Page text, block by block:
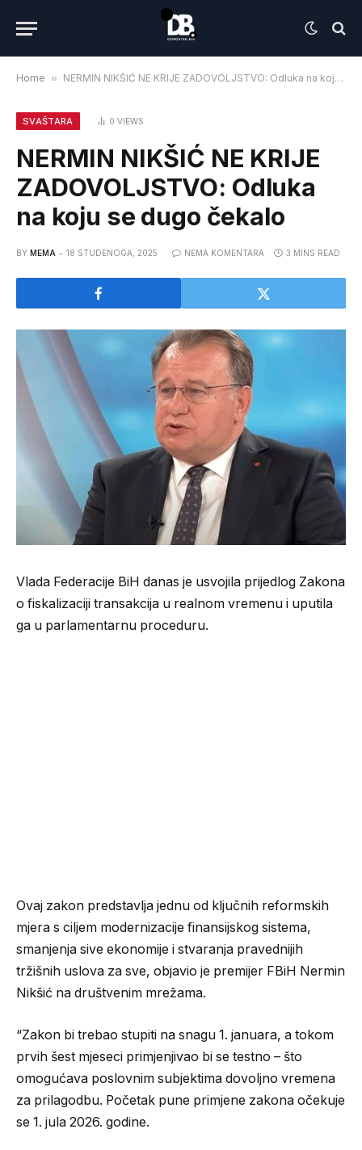
Home » NERMIN NIKŠIĆ NE KRIJE ZADOVOLJSTVO: Odluka na koju se dugo čekalo
SVAŠTARA 0 VIEWS
NERMIN NIKŠIĆ NE KRIJE
ZADOVOLJSTVO: Odluka
na koju se dugo čekalo
BY MEMA 18 STUDENOGA, 2025 NEMA KOMENTARA 3 MINS READ
Vlada Federacije BiH danas je usvojila prijedlog Zakona
o fiskalizaciji transakcija u realnom vremenu i uputila
ga u parlamentarnu proceduru.
Ovaj zakon predstavlja jednu od ključnih reformskih
mjera s ciljem modernizacije finansijskog sistema,
smanjenja sive ekonomije i stvaranja pravednijih
tržišnih uslova za sve, objavio je premijer FBiH Nermin
Nikšić na društvenim mrežama.
“Zakon bi trebao stupiti na snagu 1. januara, a tokom
prvih šest mjeseci primjenjivao bi se testno – što
omogućava poslovnim subjektima dovoljno vremena
za prilagodbu. Početak pune primjene zakona očekuje
se 1. jula 2026. godine.